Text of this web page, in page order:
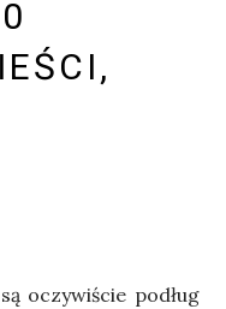
oczy­wi­ście podług